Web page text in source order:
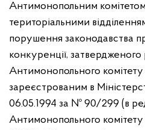
Антимонопольним
територіальними
порушення законодавства
конкуренції,
Антимонопольного комітету
зареєстрованим в
06.05.1994 за № 90/299 (в
Антимонопольного комітету